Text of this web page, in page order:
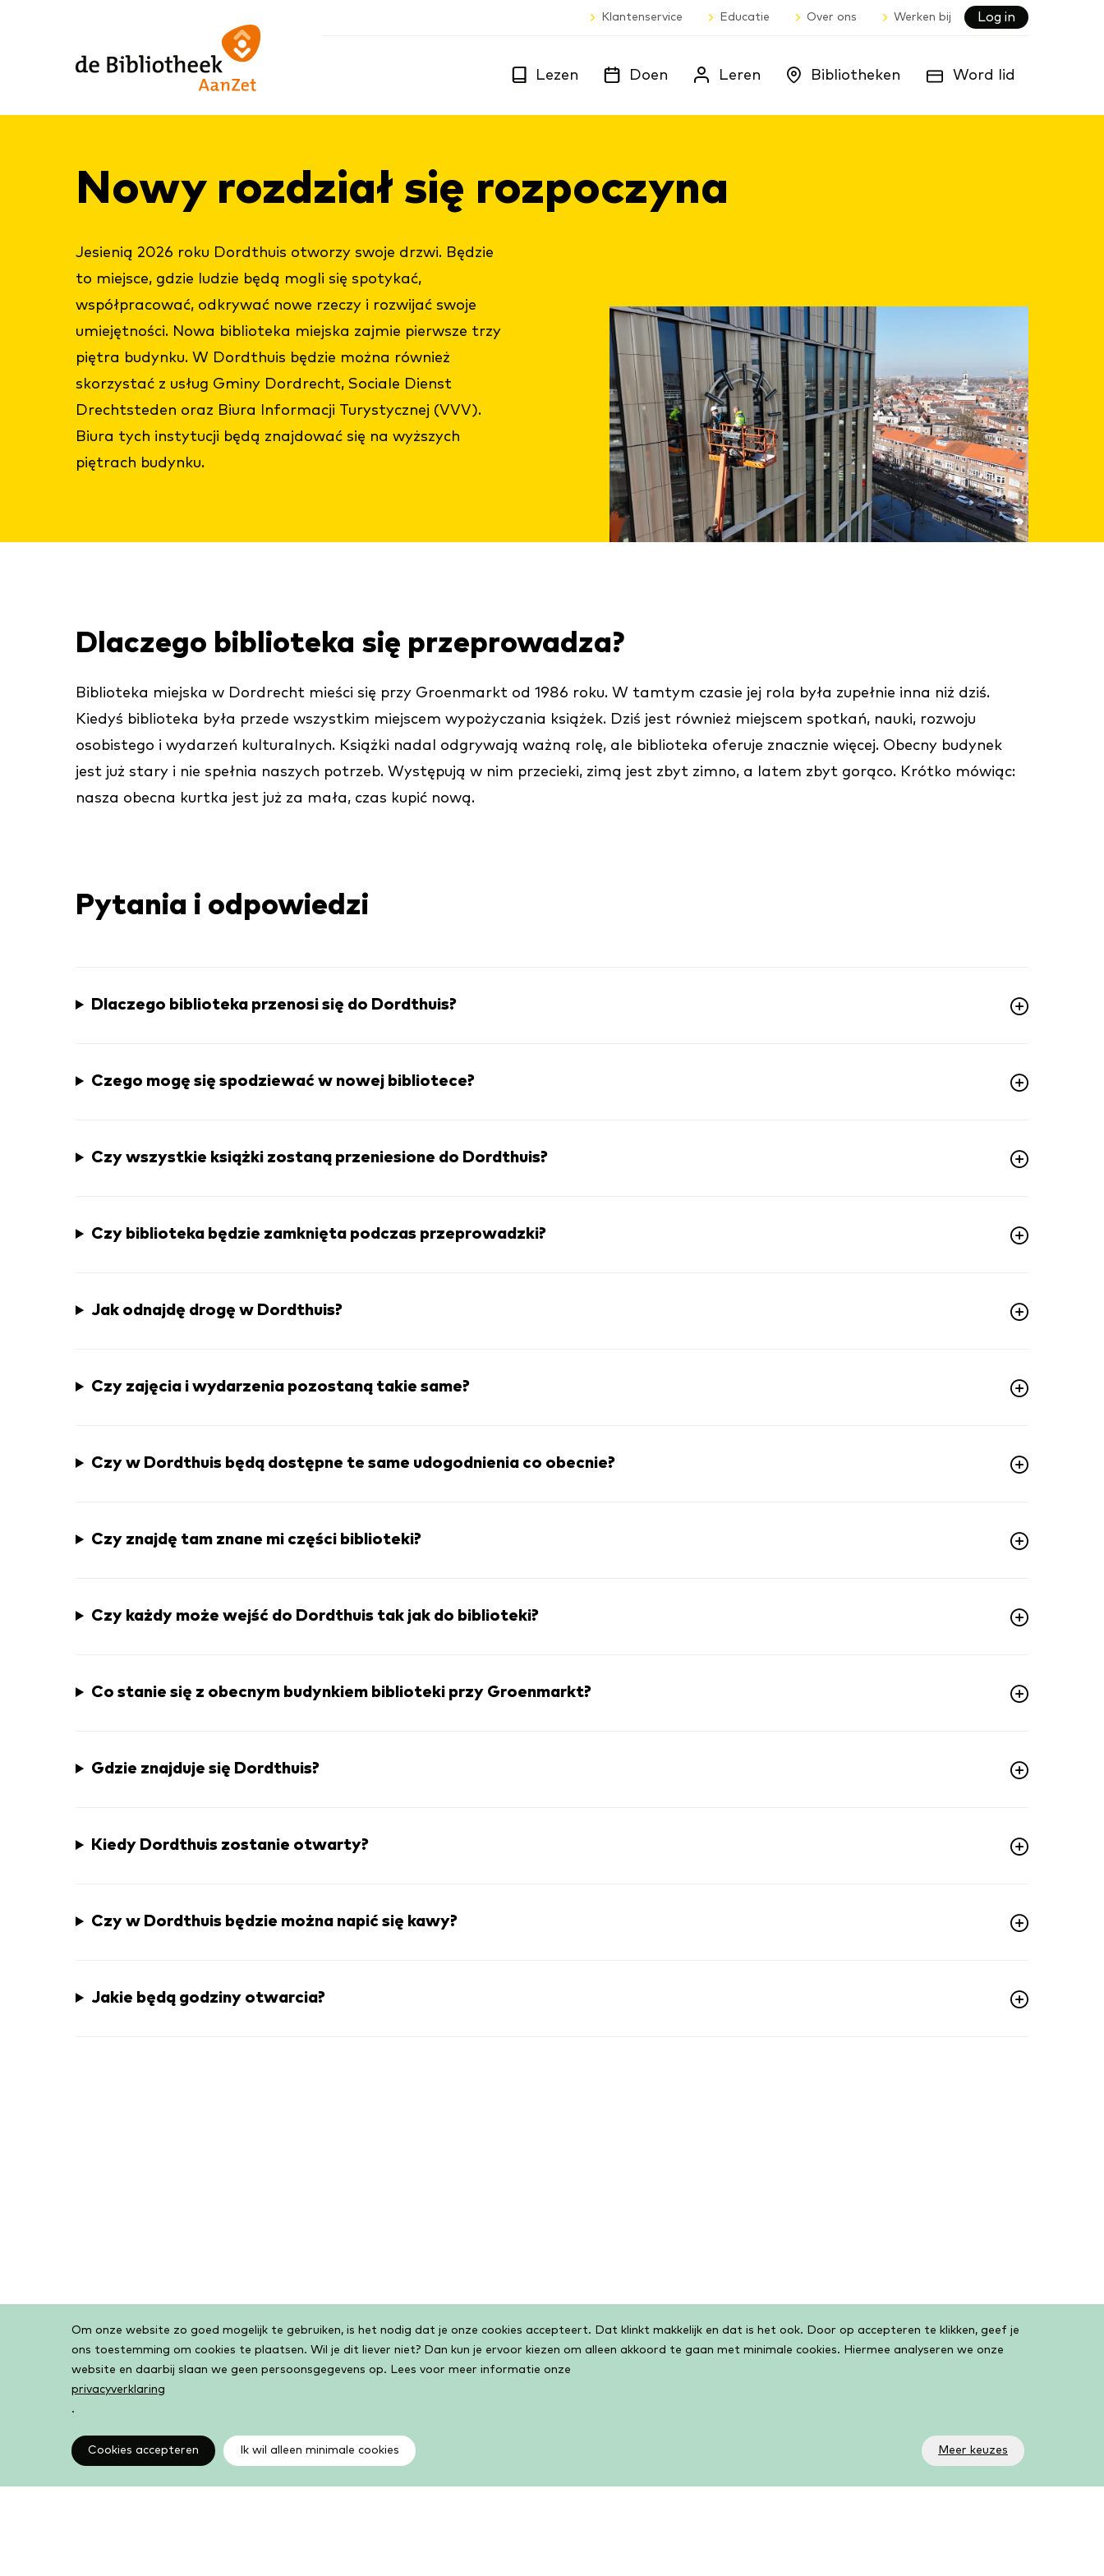
Cookiebar
Om onze website zo goed mogelijk te gebruiken, is het nodig dat je onze cookies accepteert. Dat klinkt makkelijk en dat is het ook. Door op accepteren te klikken, geef je
ons toestemming om cookies te plaatsen. Wil je dit liever niet? Dan kun je ervoor kiezen om alleen akkoord te gaan met minimale cookies. Hiermee analyseren we onze
website en daarbij slaan we geen persoonsgegevens op. Lees voor meer informatie onze
privacyverklaring
.
Cookies accepteren Ik wil alleen minimale cookies Meer keuzes
content
footer
naar
homepagina
Lezen Doen Leren Bibliotheken Word lid
Klantenservice Educatie Over ons Werken bij Log in
Nowy rozd­zi­ał się roz­poc­zy­na
Jesienią 2026 roku Dordthuis otworzy swoje drzwi. Będzie
to miejsce, gdzie ludzie będą mogli się spotykać,
współpracować, odkrywać nowe rzeczy i rozwijać swoje
umiejętności. Nowa biblioteka miejska zajmie pierwsze trzy
piętra budynku. W Dordthuis będzie można również
skorzystać z usług Gminy Dordrecht, Sociale Dienst
Drechtsteden oraz Biura Informacji Turystycznej (VVV).
Biura tych instytucji będą znajdować się na wyższych
piętrach budynku.
Dlaczego biblioteka się przeprowadza?
Biblioteka miejska w Dordrecht mieści się przy Groenmarkt od 1986 roku. W tamtym czasie jej rola była zupełnie inna niż dziś.
Kiedyś biblioteka była przede wszystkim miejscem wypożyczania książek. Dziś jest również miejscem spotkań, nauki, rozwoju
osobistego i wydarzeń kulturalnych. Książki nadal odgrywają ważną rolę, ale biblioteka oferuje znacznie więcej. Obecny budynek
jest już stary i nie spełnia naszych potrzeb. Występują w nim przecieki, zimą jest zbyt zimno, a latem zbyt gorąco. Krótko mówiąc:
nasza obecna kurtka jest już za mała, czas kupić nową.
Pytania i odpowiedzi
Dlaczego biblioteka przenosi się do Dordthuis?
Czego mogę się spodziewać w nowej bibliotece?
Czy wszystkie książki zostaną przeniesione do Dordthuis?
Czy biblioteka będzie zamknięta podczas przeprowadzki?
Jak odnajdę drogę w Dordthuis?
Czy zajęcia i wydarzenia pozostaną takie same?
Czy w Dordthuis będą dostępne te same udogodnienia co obecnie?
Czy znajdę tam znane mi części biblioteki?
Czy każdy może wejść do Dordthuis tak jak do biblioteki?
Co stanie się z obecnym budynkiem biblioteki przy Groenmarkt?
Gdzie znajduje się Dordthuis?
Kiedy Dordthuis zostanie otwarty?
Czy w Dordthuis będzie można napić się kawy?
Jakie będą godziny otwarcia?